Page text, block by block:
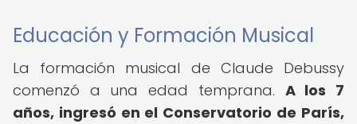
Educación y Formación Musical
La formación musical de Claude Debussy
comenzó a una edad temprana. A los 7
años, ingresó en el Conservatorio de París,